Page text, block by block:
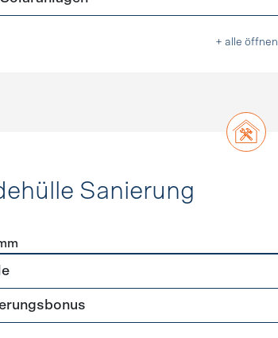
+ alle öffnen
Sanierung